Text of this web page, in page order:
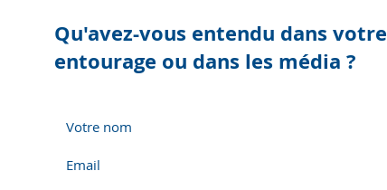
Qu'avez-vous entendu dans votre
entourage ou dans les média ?